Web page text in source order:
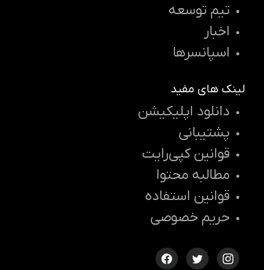
تیم توسعه
اخبار
اسپانسرها
لینک های مفید
دانلود اپلیکیشن
پشتیبانی
قوانین کپی‌رایت
مطالبه محتوا
قوانین استفاده
حریم خصوصی